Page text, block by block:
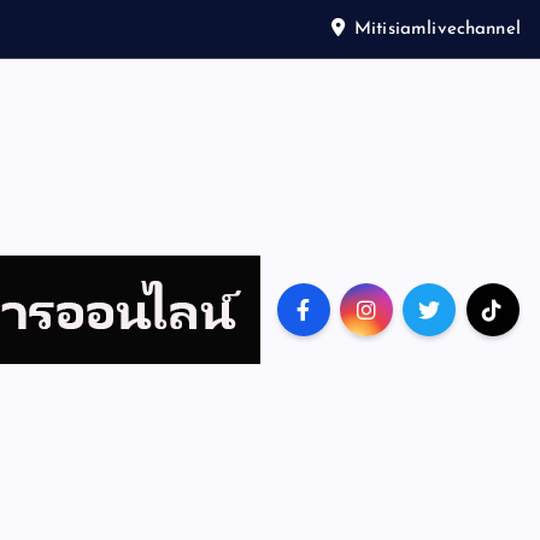
Mitisiamlivechannel